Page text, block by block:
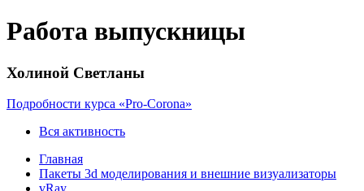
Работа выпускницы
Холиной Светланы
Подробности курса «Pro-Corona»
Вся активность
Главная
Пакеты 3d моделирования и внешние визуализаторы